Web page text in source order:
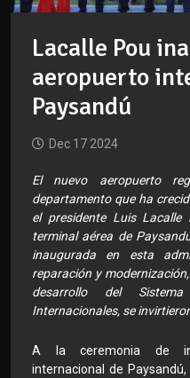
Lacalle Pou
aeropuerto
Paysandú
Dec 17 2024
El nuevo aeropuerto
departamento que ha
el presidente Luis
terminal aérea de
inaugurada en esta
reparación y
desarrollo del
Internacionales, se
A la ceremonia de
internacional de